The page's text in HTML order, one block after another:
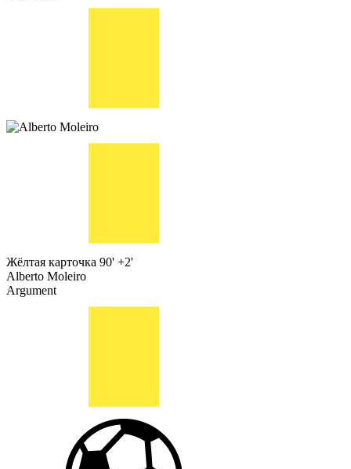
Жёлтая карточка 90' +2'
Alberto Moleiro
Argument